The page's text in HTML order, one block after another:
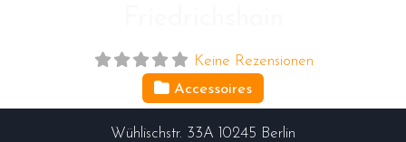
Keine Rezensionen
Accessoires
Wühlischstr. 33A 10245 Berlin